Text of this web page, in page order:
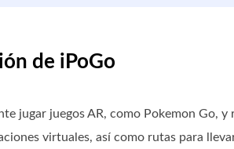
de iPoGo
jugar juegos AR, como Pokemon
virtuales, así como rutas para